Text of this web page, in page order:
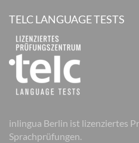
TELC LANGUAGE TESTS
inlingua Berlin ist lizenziertes
Sprachprüfungen.